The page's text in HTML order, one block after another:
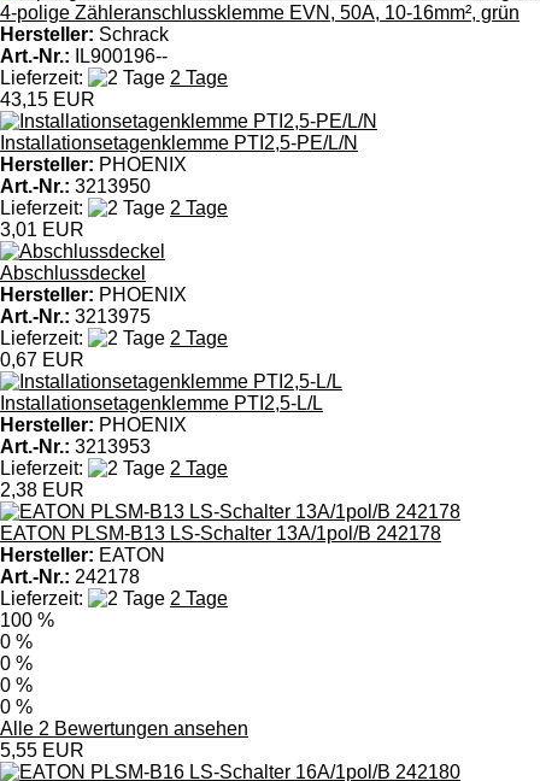
4-polige Zähleranschlussklemme EVN, 50A, 10-16mm², grün
Hersteller: Schrack
Art.-Nr.: IL900196--
Lieferzeit:
2 Tage
43,15 EUR
Installationsetagenklemme PTI2,5-PE/L/N
Hersteller: PHOENIX
Art.-Nr.: 3213950
Lieferzeit:
2 Tage
3,01 EUR
Abschlussdeckel
Hersteller: PHOENIX
Art.-Nr.: 3213975
Lieferzeit:
2 Tage
0,67 EUR
Installationsetagenklemme PTI2,5-L/L
Hersteller: PHOENIX
Art.-Nr.: 3213953
Lieferzeit:
2 Tage
2,38 EUR
EATON PLSM-B13 LS-Schalter 13A/1pol/B 242178
Hersteller: EATON
Art.-Nr.: 242178
Lieferzeit:
2 Tage
100 %
0 %
0 %
0 %
0 %
Alle 2 Bewertungen ansehen
5,55 EUR